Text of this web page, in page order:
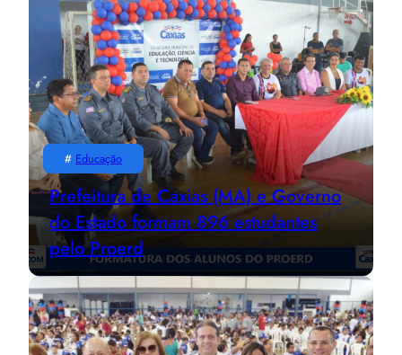
# Educação
Prefeitura de Caxias (MA) e Governo
do Estado formam 896 estudantes
pelo Proerd